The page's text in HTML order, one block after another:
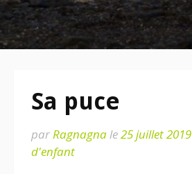
Sa puce
parRagnagnale25 juillet 2019
d'enfant